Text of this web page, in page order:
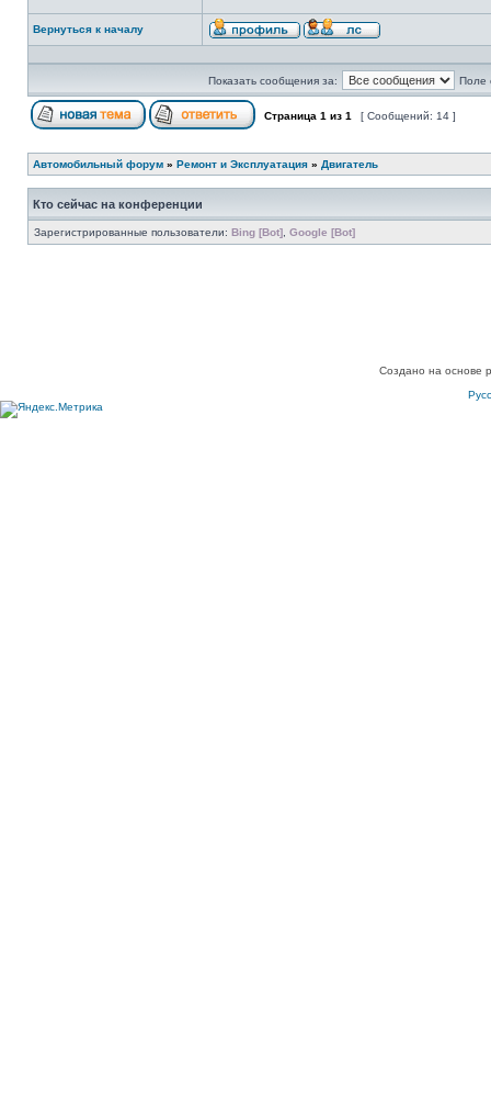
Вернуться к началу
Показать сообщения за: Поле
Страница 1 из 1 [ Сообщений: 14 ]
Автомобильный форум » Ремонт и Эксплуатация » Двигатель
Кто сейчас на конференции
Зарегистрированные пользователи: Bing [Bot] Google [Bot]
Создано на основе